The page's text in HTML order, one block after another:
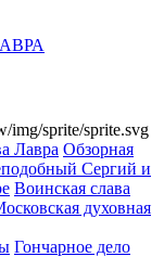
img/sprite/sprite.svg
Лавра Обзорная
Сергий и
Воинская слава
духовная
Гончарное дело